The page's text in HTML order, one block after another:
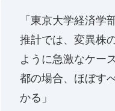
「東京大学経済学
推計では、変異株
ように急激なケー
都の場合、ほぼす
かる」